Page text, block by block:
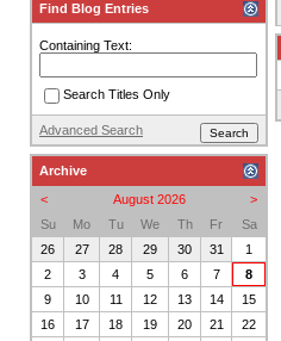
Find Blog Entries
Containing Text:
Search Titles Only
Advanced Search
Archive
<
>
August 2026
Su
Mo Tu We Th Fr
Sa
26
27 28 29 30 31
1
2
3 4 5 6 7
8
9
10 11 12 13 14
15
16
17 18 19 20 21
22